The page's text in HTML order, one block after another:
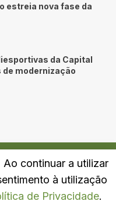
estreia nova fase da
da Capital
modernização
Política de Privacidade
continuar a utilizar
à utilização
de Privacidade.